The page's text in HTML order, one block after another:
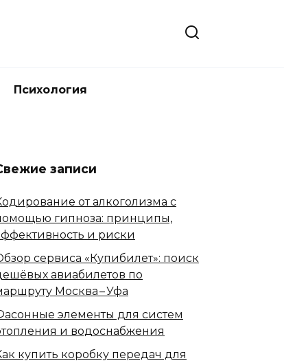
Психология
записи
от алкоголизма с
гипноза: принципы,
и риски
сервиса «Купибилет»: поиск
авиабилетов по
Москва – Уфа
элементы для систем
и водоснабжения
купить коробку передач для